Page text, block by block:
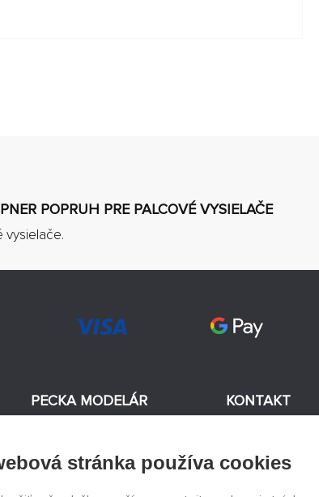
POPRUH PRE PALCOVÉ VYSIELAČE
vysielače.
PECKA MODELÁR
Výrobcovia modelov
KONTAKT
info@
stránka používa cookies